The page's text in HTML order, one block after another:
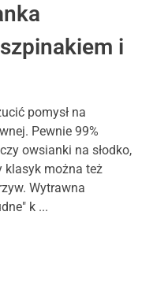
i
pomysł na
Pewnie 99%
owsianki na słodko,
klasyk można też
Wytrawna
k ...